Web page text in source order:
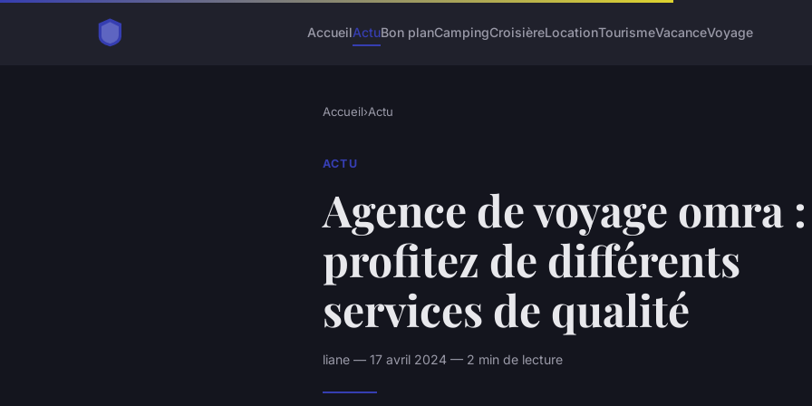
AccueilActuBon planCampingCroisièreLocationTourismeVacanceVoyage
Accueil›Actu
ACTU
Agence de voyage omra :
profitez de différents
services de qualité
liane — 17 avril 2024 — 2 min de lecture